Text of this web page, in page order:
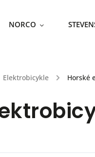
NORCO
Elektrobicykle / Horské